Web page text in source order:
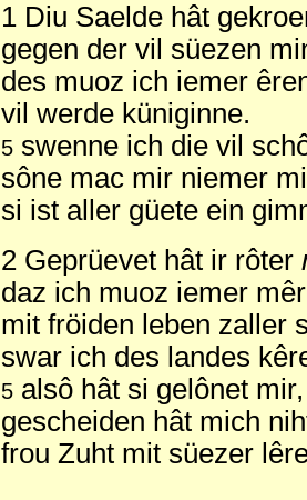
1 Diu Saelde hât
gegen der vil süezen
des muoz ich iemer
vil werde küniginne.
5 swenne ich die vil
sône mac mir niemer
si ist aller güete ein
2 Geprüevet hât ir rôter
daz ich muoz iemer
mit fröiden leben zaller
swar ich des landes
5 alsô hât si gelônet mir,
gescheiden hât mich
frou Zuht mit süezer